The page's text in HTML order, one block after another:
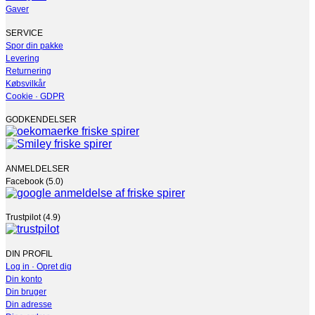
Gaver
SERVICE
Spor din pakke
Levering
Returnering
Købsvilkår
Cookie · GDPR
GODKENDELSER
ANMELDELSER
Facebook (5.0)
Trustpilot (4.9)
DIN PROFIL
Log in · Opret dig
Din konto
Din bruger
Din adresse